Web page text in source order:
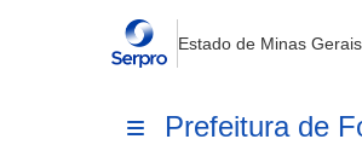
Estado de Minas Gerais
Prefeitura de